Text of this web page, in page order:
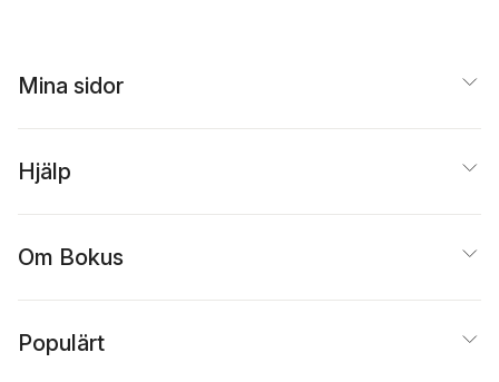
Mina sidor
Hjälp
Om Bokus
Populärt